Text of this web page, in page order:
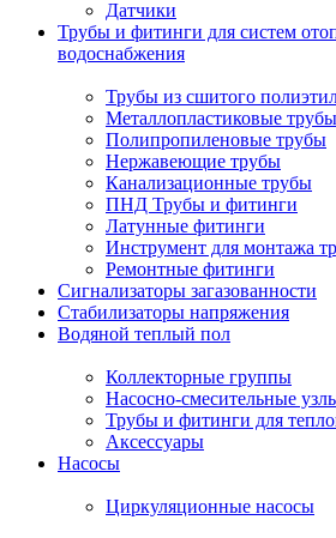
Датчики
Трубы и фитинги для систем
водоснабжения
Трубы из сшитого
Металлопластиковые трубы
Полипропиленовые трубы
Нержавеющие трубы
Канализационные трубы
ПНД Трубы и фитинги
Латунные фитинги
Инструмент для монтажа
Ремонтные фитинги
Сигнализаторы загазованности
Стабилизаторы напряжения
Водяной теплый пол
Коллекторные группы
Насосно-смесительные
Трубы и фитинги для
Аксессуары
Насосы
Циркуляционные насосы